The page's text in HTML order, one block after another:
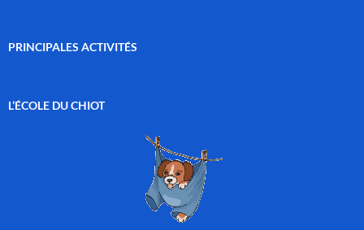
PRINCIPALES ACTIVITÉS
L’ÉCOLE DU CHIOT